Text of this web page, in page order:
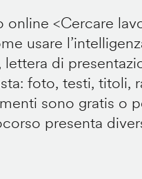
online <Cercare
usare
di
foto, testi, titoli,
sono gratis o
presenta